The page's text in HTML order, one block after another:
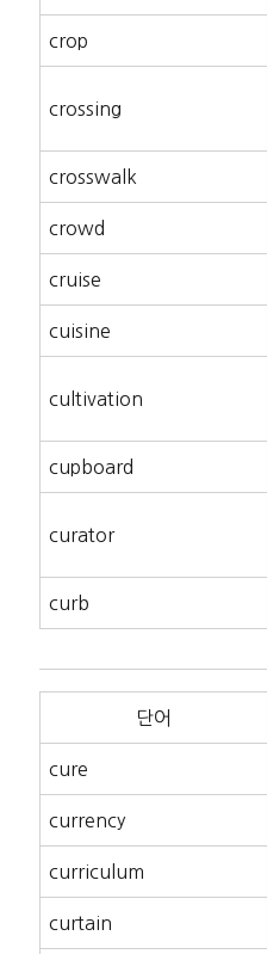
crop
crossing
crosswalk
crowd
cruise
cuisine
cultivation
cupboard
curator
curb
단어
cure
currency
curriculum
curtain